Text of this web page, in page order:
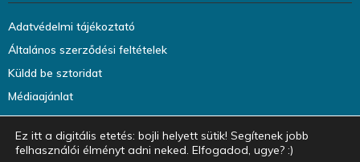
Adatvédelmi tájékoztató
Általános szerződési feltételek
Küldd be sztoridat
Médiaajánlat
Ez itt a digitális etetés: bojli helyett sütik! Segítenek jobb
felhasználói élményt adni neked. Elfogadod, ugye? :)